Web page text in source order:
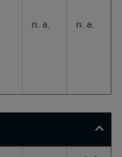
n. a. n. a.